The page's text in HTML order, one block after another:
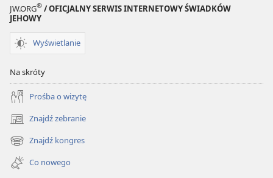
JW.ORG® / OFICJALNY SERWIS INTERNETOWY ŚWIADKÓW
JEHOWY
Wyświetlanie
Na skróty
Prośba o wizytę
Znajdź zebranie
(opens
new
window)
Znajdź kongres
(opens
new
window)
Co nowego